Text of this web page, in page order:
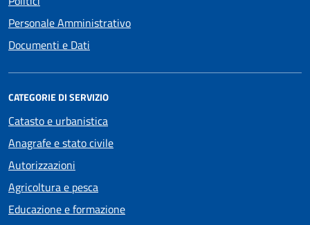
Personale Amministrativo
Documenti e Dati
CATEGORIE DI SERVIZIO
Catasto e urbanistica
Anagrafe e stato civile
Autorizzazioni
Agricoltura e pesca
Educazione e formazione